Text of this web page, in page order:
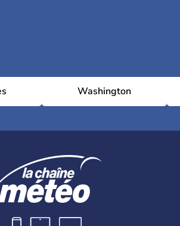
Washington